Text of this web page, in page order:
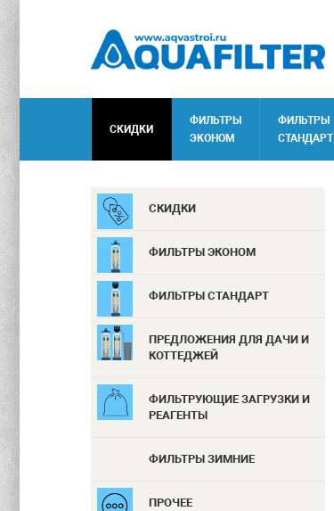
СКИДКИ
ФИЛЬТРЫ
ЭКОНОМ
ФИЛЬТРЫ
СТАНДАРТ
СКИДКИ
ФИЛЬТРЫ ЭКОНОМ
ФИЛЬТРЫ СТАНДАРТ
ПРЕДЛОЖЕНИЯ ДЛЯ ДАЧИ И
КОТТЕДЖЕЙ
ФИЛЬТРУЮЩИЕ ЗАГРУЗКИ И
РЕАГЕНТЫ
ФИЛЬТРЫ ЗИМНИЕ
ПРОЧЕЕ